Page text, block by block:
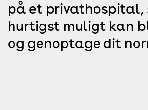
på et privathospital,
hurtigst muligt kan
og genoptage dit